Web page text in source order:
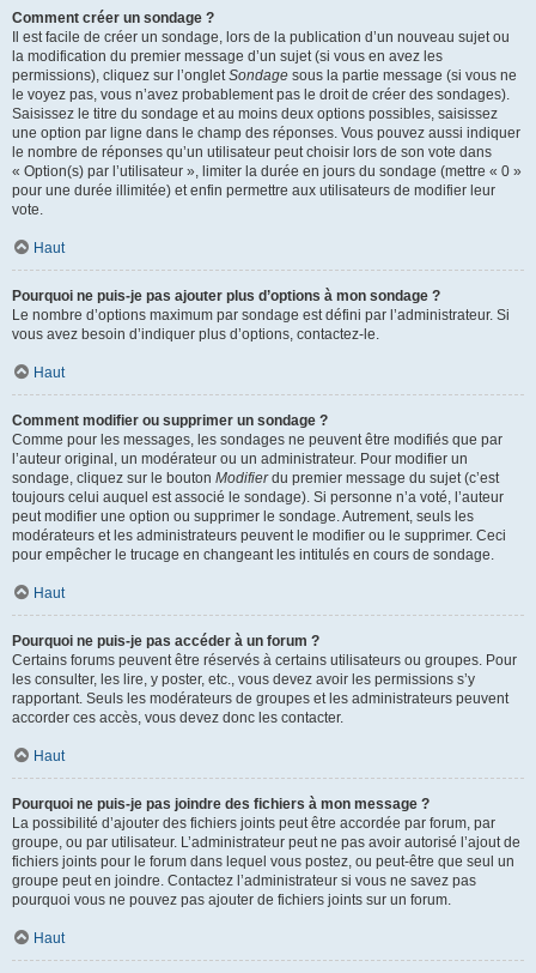
Comment créer un sondage ?
Il est facile de créer un sondage, lors de la publication d’un nouveau sujet ou
la modification du premier message d’un sujet (si vous en avez les
permissions), cliquez sur l’ongletSondage sous la partie message (si vous ne
le voyez pas, vous n’avez probablement pas le droit de créer des sondages).
Saisissez le titre du sondage et au moins deux options possibles, saisissez
une option par ligne dans le champ des réponses. Vous pouvez aussi indiquer
le nombre de réponses qu’un utilisateur peut choisir lors de son vote dans
« Option(s) par l’utilisateur », limiter la durée en jours du sondage (mettre « 0 »
pour une durée illimitée) et enfin permettre aux utilisateurs de modifier leur
vote.
Haut
Pourquoi ne puis-je pas ajouter plus d’options à mon sondage ?
Le nombre d’options maximum par sondage est défini par l’administrateur. Si
vous avez besoin d’indiquer plus d’options, contactez-le.
Haut
Comment modifier ou supprimer un sondage ?
Comme pour les messages, les sondages ne peuvent être modifiés que par
l’auteur original, un modérateur ou un administrateur. Pour modifier un
sondage, cliquez sur le bouton Modifierdu premier message du sujet (c’est
toujours celui auquel est associé le sondage). Si personne n’a voté, l’auteur
peut modifier une option ou supprimer le sondage. Autrement, seuls les
modérateurs et les administrateurs peuvent le modifier ou le supprimer. Ceci
pour empêcher le trucage en changeant les intitulés en cours de sondage.
Haut
Pourquoi ne puis-je pas accéder à un forum ?
Certains forums peuvent être réservés à certains utilisateurs ou groupes. Pour
les consulter, les lire, y poster, etc., vous devez avoir les permissions s’y
rapportant. Seuls les modérateurs de groupes et les administrateurs peuvent
accorder ces accès, vous devez donc les contacter.
Haut
Pourquoi ne puis-je pas joindre des fichiers à mon message ?
La possibilité d’ajouter des fichiers joints peut être accordée par forum, par
groupe, ou par utilisateur. L’administrateur peut ne pas avoir autorisé l’ajout de
fichiers joints pour le forum dans lequel vous postez, ou peut-être que seul un
groupe peut en joindre. Contactez l’administrateur si vous ne savez pas
pourquoi vous ne pouvez pas ajouter de fichiers joints sur un forum.
Haut